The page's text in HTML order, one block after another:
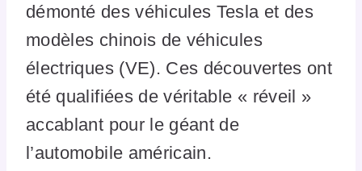
démonté des véhicules Tesla et des
modèles chinois de véhicules
électriques (VE). Ces découvertes ont
été qualifiées de véritable « réveil »
accablant pour le géant de
l’automobile américain.